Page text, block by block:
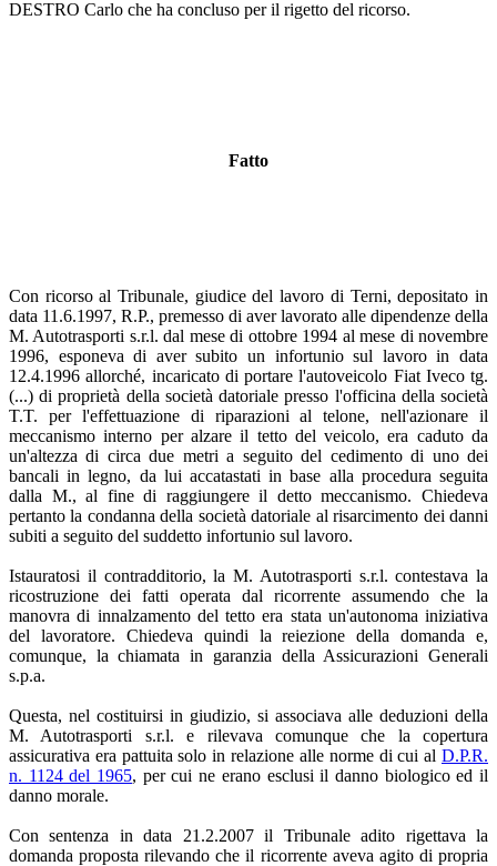
DESTRO Carlo che ha concluso per il rigetto del ricorso.
Fatto
Con ricorso al Tribunale, giudice del lavoro di Terni, depositato in
data 11.6.1997, R.P., premesso di aver lavorato alle dipendenze della
M. Autotrasporti s.r.l. dal mese di ottobre 1994 al mese di novembre
1996, esponeva di aver subito un infortunio sul lavoro in data
12.4.1996 allorché, incaricato di portare l'autoveicolo Fiat Iveco tg.
(...) di proprietà della società datoriale presso l'officina della società
T.T. per l'effettuazione di riparazioni al telone, nell'azionare il
meccanismo interno per alzare il tetto del veicolo, era caduto da
un'altezza di circa due metri a seguito del cedimento di uno dei
bancali in legno, da lui accatastati in base alla procedura seguita
dalla M., al fine di raggiungere il detto meccanismo. Chiedeva
pertanto la condanna della società datoriale al risarcimento dei danni
subiti a seguito del suddetto infortunio sul lavoro.
Istauratosi il contradditorio, la M. Autotrasporti s.r.l. contestava la
ricostruzione dei fatti operata dal ricorrente assumendo che la
manovra di innalzamento del tetto era stata un'autonoma iniziativa
del lavoratore. Chiedeva quindi la reiezione della domanda e,
comunque, la chiamata in garanzia della Assicurazioni Generali
s.p.a.
Questa, nel costituirsi in giudizio, si associava alle deduzioni della
M. Autotrasporti s.r.l. e rilevava comunque che la copertura
assicurativa era pattuita solo in relazione alle norme di cui al D.P.R.
n. 1124 del 1965, per cui ne erano esclusi il danno biologico ed il
danno morale.
Con sentenza in data 21.2.2007 il Tribunale adito rigettava la
domanda proposta rilevando che il ricorrente aveva agito di propria